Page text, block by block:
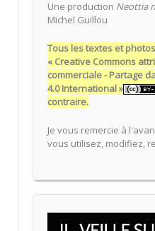
Une production Neottia
Michel Guillou
Tous les textes et
« Creative Commons
commerciale - Partage
4.0 International »
contraire.
Je vous remercie à
vous utilisez, modifiez,